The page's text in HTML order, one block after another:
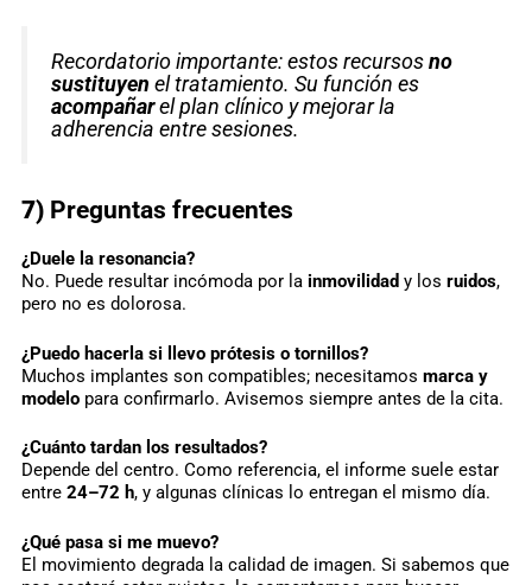
Recordatorio importante: estos recursosno
sustituyen el tratamiento. Su función es
acompañarel plan clínico y mejorar la
adherencia entre sesiones.
7) Preguntas frecuentes
¿Duele la resonancia?
No. Puede resultar incómoda por la inmovilidad y los ruidos,
pero no es dolorosa.
¿Puedo hacerla si llevo prótesis o tornillos?
Muchos implantes son compatibles; necesitamos marca y
modelopara confirmarlo. Avisemos siempre antes de la cita.
¿Cuánto tardan los resultados?
Depende del centro. Como referencia, el informe suele estar
entre 24–72 h, y algunas clínicas lo entregan el mismo día.
¿Qué pasa si me muevo?
El movimiento degrada la calidad de imagen. Si sabemos que